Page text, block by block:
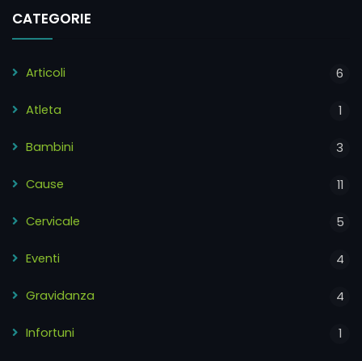
CATEGORIE
Articoli 6
Atleta 1
Bambini 3
Cause 11
Cervicale 5
Eventi 4
Gravidanza 4
Infortuni 1